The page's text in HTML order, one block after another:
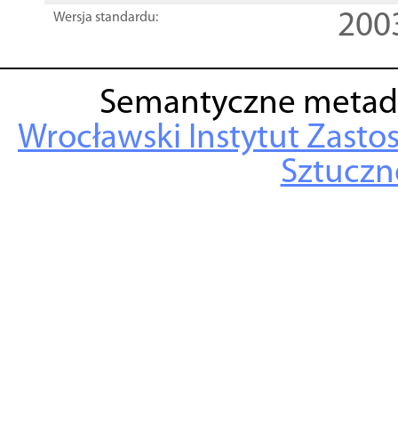
Wersja standardu:
Semantyczne
Wrocławski Instytut